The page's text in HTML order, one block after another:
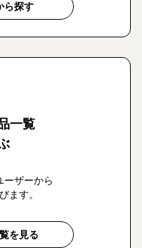
ら探す
一覧
ーザーから
ます。
を見る